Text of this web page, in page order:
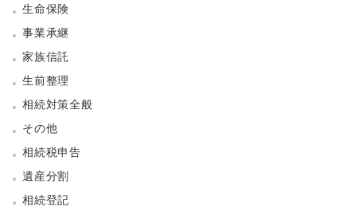
生命保険
事業承継
家族信託
生前整理
相続対策全般
その他
相続税申告
遺産分割
相続登記